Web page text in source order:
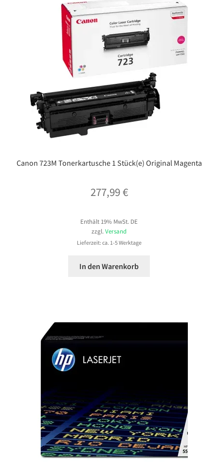
Canon 723M Tonerkartusche 1 Stück(e) Original Magenta
277,99€
Enthält 19% MwSt. DE
zzgl. Versand
Lieferzeit: ca. 1-5 Werktage
In den Warenkorb